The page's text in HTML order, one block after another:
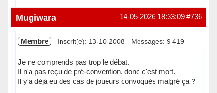
Hors ligne #736
14-05-2026 18:33:09
Mugiwara
Membre Inscrit(e): 13-10-2008 Messages: 9 419
Je ne comprends pas trop le débat.
Il n'a pas reçu de pré-convention, donc c'est mort.
Il y'a déjà eu des cas de joueurs convoqués malgré ça ?